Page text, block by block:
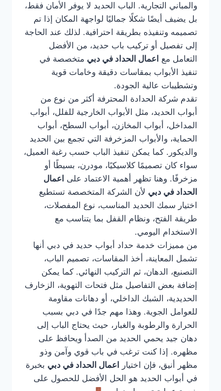
والمباني التجارية. الباب الحديد لا يوفر الأمان فقط،
بل يضيف أيضًا شكلًا جماليًا لواجهة المكان إذا تم
تصميمه وتنفيذه بطريقة احترافية. لذلك عند الحاجة
إلى تفصيل أو تركيب باب حديد، من الأفضل
التعامل مع اعمال الحداد في دبي متخصصة في
تنفيذ الأبواب بمقاسات دقيقة وخامات قوية
وتشطيبات عالية الجودة.
تقدم شركة الحدادة المحترفة أكثر من نوع من
أبواب الحديد، مثل الأبواب الخارجية للفلل، أبواب
المداخل، أبواب المخازن، أبواب السطح، أبواب
الحماية، والأبواب المزخرفة التي تجمع بين الحديد
والديكور. كما يمكن تنفيذ الباب حسب رغبة العميل،
سواء كان تصميمًا كلاسيكيًا، مودرن، بسيطًا أو
مزخرفًا. وهنا تظهر أهمية الاعتماد على اعمال
الحداد في دبي لأن الشركة المتخصصة تستطيع
اختيار سمك الحديد المناسب، نوع المفصلات،
طريقة الفتح، ونظام القفل بما يتناسب مع
الاستخدام اليومي.
من مميزات خدمة حداد أبواب حديد في دبي أنها
تشمل المعاينة، أخذ المقاسات، تصميم الباب،
التصنيع، الدهان، ثم التركيب النهائي. كما يمكن
إضافة بعض التفاصيل مثل فتحات التهوية، الزخارف
الحديدية، الشبك الداخلي، أو دهانات مقاومة
للعوامل الجوية. وهذا مهم جدًا في دبي بسبب
الحرارة والرطوبة والغبار، حيث يحتاج الباب إلى
دهان جيد يحمي الحديد من الصدأ ويحافظ على
مظهره. إذا كنت ترغب في باب قوي وآمن وذو
مظهر أنيق، فإن اختيار
اعمال الحداد في دبي بخبرة
في أبواب الحديد هو الحل الأفضل للحصول على